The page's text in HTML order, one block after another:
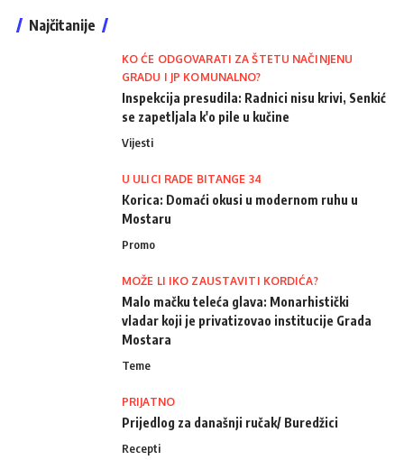
Najčitanije
KO ĆE ODGOVARATI ZA ŠTETU NAČINJENU
GRADU I JP KOMUNALNO?
Inspekcija presudila: Radnici nisu krivi, Senkić
se zapetljala k'o pile u kučine
Vijesti
U ULICI RADE BITANGE 34
Korica: Domaći okusi u modernom ruhu u
Mostaru
Promo
MOŽE LI IKO ZAUSTAVITI KORDIĆA?
Malo mačku teleća glava: Monarhistički
vladar koji je privatizovao institucije Grada
Mostara
Teme
PRIJATNO
Prijedlog za današnji ručak/ Buredžici
Recepti